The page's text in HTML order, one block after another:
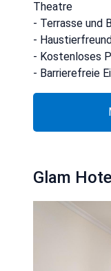
Theatre
- Terrasse und
-
- Kostenloses
- Barrierefreie
Glam